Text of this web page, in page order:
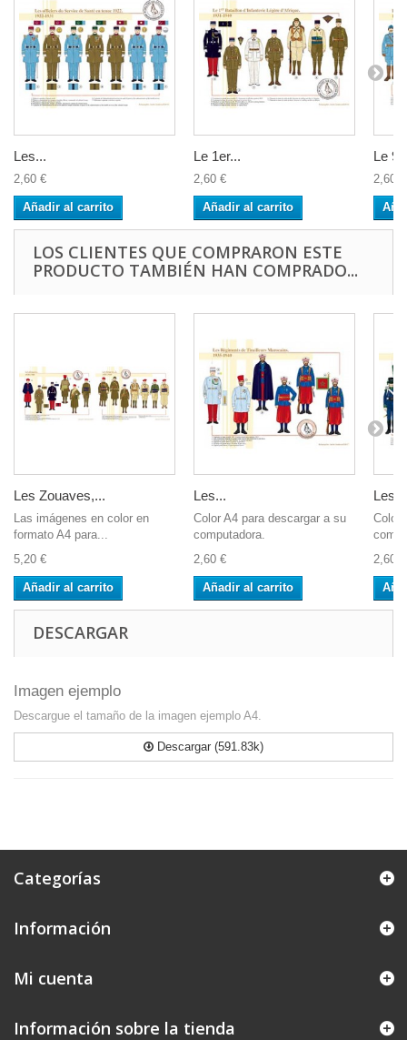
Les...
2,60 €
Añadir al carrito
Le 1er...
2,60 €
Añadir al carrito
Le
2,60 €
LOS CLIENTES QUE COMPRARON ESTE
PRODUCTO TAMBIÉN HAN COMPRADO...
Les Zouaves,...
Las imágenes en color en
formato A4 para...
5,20 €
Añadir al carrito
Les...
Color A4 para descargar a su
computadora.
2,60 €
Añadir al carrito
Les...
Color
2,60 €
DESCARGAR
Imagen ejemplo
Descargue el tamaño de la imagen ejemplo A4.
Descargar (591.83k)
Categorías
Información
Mi cuenta
Información sobre la tienda